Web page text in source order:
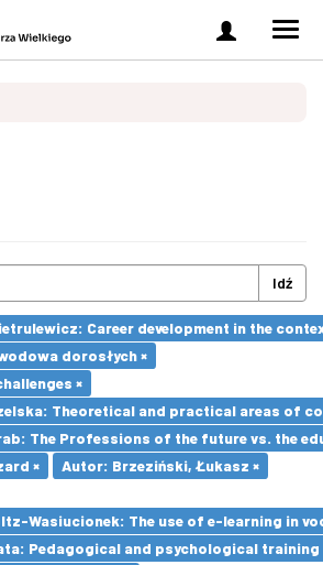
Zaloguj
się
Idź
Career development in the
dorosłych ×
×
Theoretical and practical areas of
The Professions of the future vs. the
×
Autor: Brzeziński, Łukasz ×
Wasiucionek: The use of e-learning in
Pedagogical and psychological